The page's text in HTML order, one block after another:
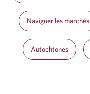
Naviguer les marchés
Autochtones